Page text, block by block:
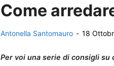
Come
Antonella Santomauro - 18
Per voi una serie di consigli su